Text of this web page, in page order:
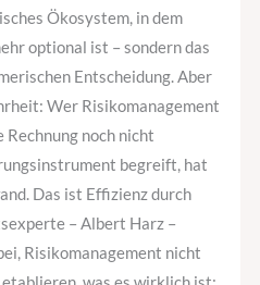
Ökosystem, in dem
optional ist – sondern das
Entscheidung. Aber
Wer Risikomanagement
noch nicht
begreift, hat
Das ist Effizienz durch
– Albert Harz –
Risikomanagement nicht